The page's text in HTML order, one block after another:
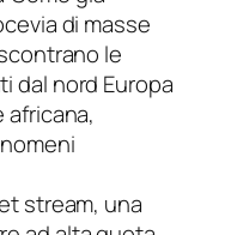
di masse
le
dal nord Europa
africana,
stream, una